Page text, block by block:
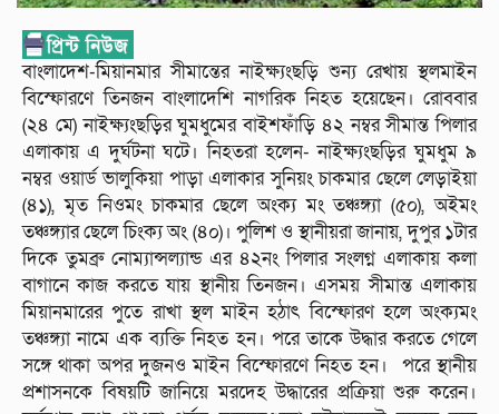
বাংলাদেশ-মিয়ানমার সীমান্তের নাইক্ষ্যংছড়ি শুন্য রেখায় স্থলমাইন
বিস্ফোরণে তিনজন বাংলাদেশি নাগরিক নিহত হয়েছেন। রোববার
(২৪ মে) নাইক্ষ্যংছড়ির ঘুমধুমের বাইশফাঁড়ি ৪২ নম্বর সীমান্ত পিলার
এলাকায় এ দুর্ঘটনা ঘটে। নিহতরা হলেন- নাইক্ষ্যংছড়ির ঘুমধুম ৯
নম্বর ওয়ার্ড ভালুকিয়া পাড়া এলাকার সুনিয়ং চাকমার ছেলে লেড়াইয়া
(৪১), মৃত নিওমং চাকমার ছেলে অংক্য মং তঞ্চঙ্গ্যা (৫০), অইমং
তঞ্চঙ্গ্যার ছেলে চিংক্য অং (৪০)। পুলিশ ও স্থানীয়রা জানায়, দুপুর ১টার
দিকে তুমব্রু নোম্যান্সল্যান্ড এর ৪২নং পিলার সংলগ্ন এলাকায় কলা
বাগানে কাজ করতে যায় স্থানীয় তিনজন। এসময় সীমান্ত এলাকায়
মিয়ানমারের পুতে রাখা স্থল মাইন হঠাৎ বিস্ফোরণ হলে অংক্যমং
তঞ্চঙ্গ্যা নামে এক ব্যক্তি নিহত হন। পরে তাকে উদ্ধার করতে গেলে
সঙ্গে থাকা অপর দুজনও মাইন বিস্ফোরণে নিহত হন। পরে স্থানীয়
প্রশাসনকে বিষয়টি জানিয়ে মরদেহ উদ্ধারের প্রক্রিয়া শুরু করেন।